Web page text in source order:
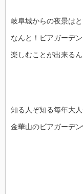
岐阜城からの夜景は
なんと！ビアガーデ
楽しむことが出来る
知る人ぞ知る毎年大
金華山のビアガーデ